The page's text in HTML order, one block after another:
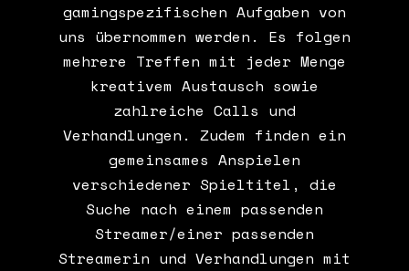
gamingspezifischen Aufgaben von
uns übernommen werden. Es folgen
mehrere Treffen mit jeder Menge
kreativem Austausch sowie
zahlreiche Calls und
Verhandlungen. Zudem finden ein
gemeinsames Anspielen
verschiedener Spieltitel, die
Suche nach einem passenden
Streamer/einer passenden
Streamerin und Verhandlungen mit